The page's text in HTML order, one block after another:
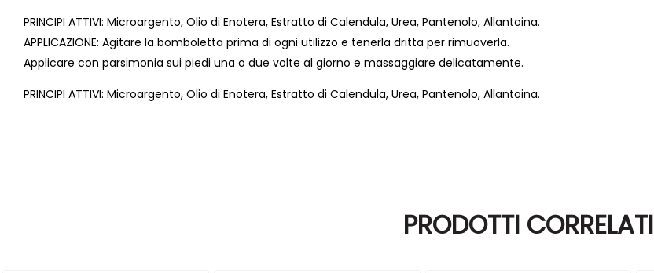
PRINCIPI ATTIVI: Microargento, Olio di Enotera, Estratto di Calendula, Urea, Pantenolo, Allantoina.
APPLICAZIONE: Agitare la bomboletta prima di ogni utilizzo e tenerla dritta per rimuoverla.
Applicare con parsimonia sui piedi una o due volte al giorno e massaggiare delicatamente.
PRINCIPI ATTIVI: Microargento, Olio di Enotera, Estratto di Calendula, Urea, Pantenolo, Allantoina.
PRODOTTI CORRELATI